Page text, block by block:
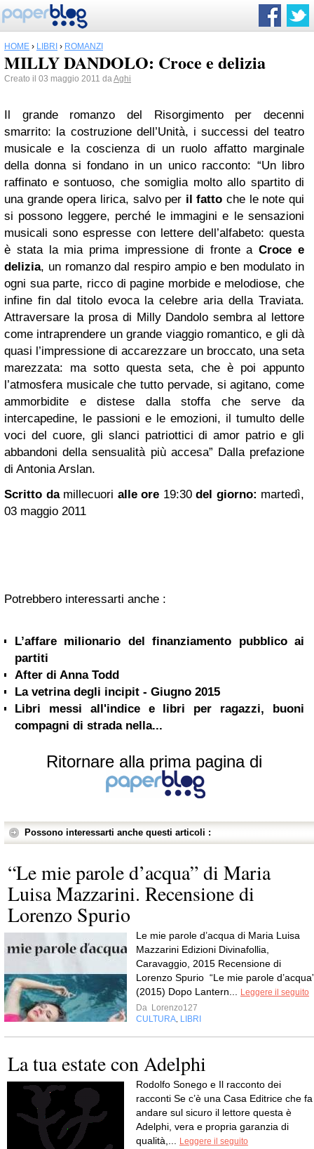
HOME › LIBRI › ROMANZI
MILLY DANDOLO: Croce e delizia
Creato il 03 maggio 2011 daAghi
Il grande romanzo del Risorgimento per decenni
smarrito: la costruzione dell’Unità, i successi del teatro
musicale e la coscienza di un ruolo affatto marginale
della donna si fondano in un unico racconto: “Un libro
raffinato e sontuoso, che somiglia molto allo spartito di
una grande opera lirica, salvo per il fatto che le note qui
si possono leggere, perché le immagini e le sensazioni
musicali sono espresse con lettere dell’alfabeto: questa
è stata la mia prima impressione di fronte aCroce e
delizia, un romanzo dal respiro ampio e ben modulato in
ogni sua parte, ricco di pagine morbide e melodiose, che
infine fin dal titolo evoca la celebre aria della Traviata.
Attraversare la prosa di Milly Dandolo sembra al lettore
come intraprendere un grande viaggio romantico, e gli dà
quasi l’impressione di accarezzare un broccato, una seta
marezzata: ma sotto questa seta, che è poi appunto
l’atmosfera musicale che tutto pervade, si agitano, come
ammorbidite e distese dalla stoffa che serve da
intercapedine, le passioni e le emozioni, il tumulto delle
voci del cuore, gli slanci patriottici di amor patrio e gli
abbandoni della sensualità più accesa” Dalla prefazione
di Antonia Arslan.
Scritto damillecuori alle ore 19:30 del giorno: martedì,
03 maggio 2011
Potrebbero interessarti anche :
L’affare milionario del finanziamento pubblico ai
partiti
After di Anna Todd
La vetrina degli incipit - Giugno 2015
Libri messi all'indice e libri per ragazzi, buoni
compagni di strada nella...
Ritornare alla prima pagina di
Possono interessarti anche questi articoli :
“Le mie parole d’acqua” di Maria
Luisa Mazzarini. Recensione di
Lorenzo Spurio
Le mie parole d’acqua di Maria Luisa
Mazzarini Edizioni Divinafollia,
Caravaggio, 2015 Recensione di
Lorenzo Spurio “Le mie parole
(2015) Dopo Lantern...
Leggere il seguito
Da Lorenzo127
CULTURA LIBRI
La tua estate con Adelphi
Rodolfo Sonego e Il racconto dei
racconti Se c’è una Casa Editrice che fa
andare sul sicuro il lettore questa è
Adelphi, vera e propria garanzia di
qualità,...
Leggere il seguito